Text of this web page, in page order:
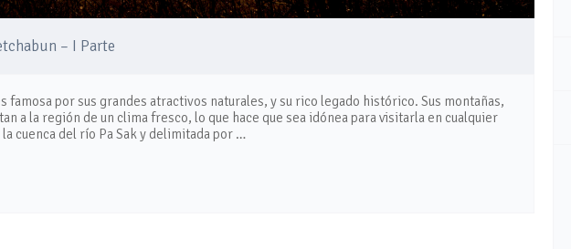
– I Parte
famosa por sus grandes atractivos naturales, y su rico legado histórico. Sus montañas,
a la región de un clima fresco, lo que hace que sea idónea para visitarla en cualquier
cuenca del río Pa Sak y delimitada por …